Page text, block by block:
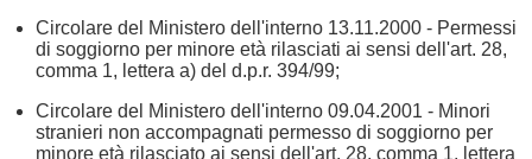
Circolare del Ministero dell'interno 13.11.2000 - Permessi
di soggiorno per minore età rilasciati ai sensi dell'art. 28,
comma 1, lettera a) del d.p.r. 394/99;
Circolare del Ministero dell'interno 09.04.2001 - Minori
stranieri non accompagnati permesso di soggiorno per
minore età rilasciato ai sensi dell'art. 28, comma 1, lettera